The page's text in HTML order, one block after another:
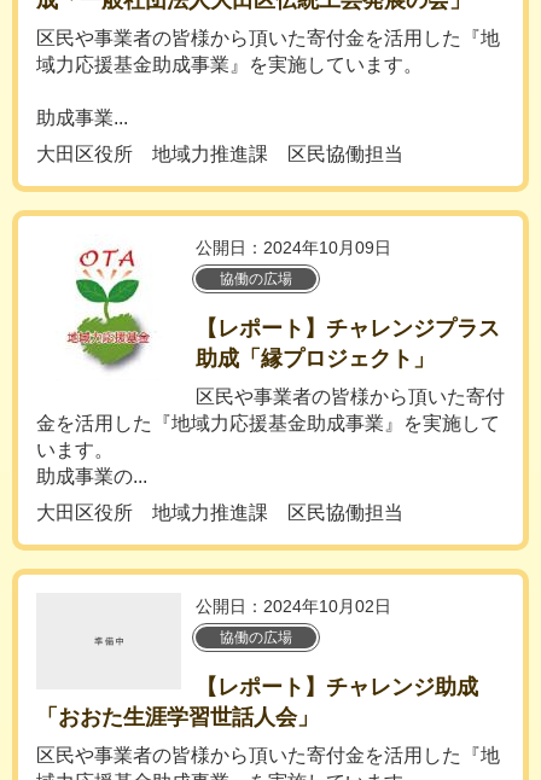
区民や事業者の皆様から頂いた寄付金を活用した『地
域力応援基金助成事業』を実施しています。
助成事業...
大田区役所 地域力推進課 区民協働担当
公開日：2024年10月09日
協働の広場
【レポート】チャレンジプラス
助成「縁プロジェクト」
区民や事業者の皆様から頂いた寄付
金を活用した『地域力応援基金助成事業』を実施して
います。
助成事業の...
大田区役所 地域力推進課 区民協働担当
公開日：2024年10月02日
協働の広場
【レポート】チャレンジ助成
「おおた生涯学習世話人会」
区民や事業者の皆様から頂いた寄付金を活用した『地